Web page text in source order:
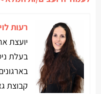
רעות לוי
יועצת
קבוצת